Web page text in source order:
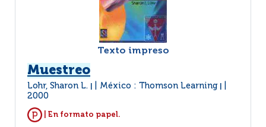
Texto impreso
Muestreo
Lohr, Sharon L. México : Thomson Learning
2000
| En formato papel.